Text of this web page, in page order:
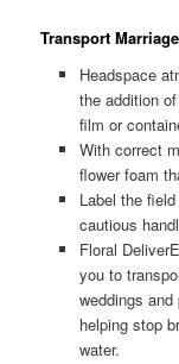
Transport
Headspace
the addition
film or
With correct
flower foam
Label the field
cautious
Floral
you to
weddings
helping stop
water.